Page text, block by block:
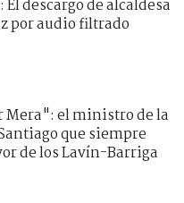
descargo de alcaldesa
por audio filtrado
Mera": el ministro de la
que siempre
de los Lavín-Barriga